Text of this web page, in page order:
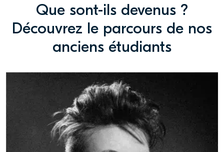
Que sont-ils devenus ?
Découvrez le parcours de nos
anciens étudiants